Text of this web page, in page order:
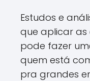
Estudos e
que aplicar
pode fazer
quem está
pra grandes